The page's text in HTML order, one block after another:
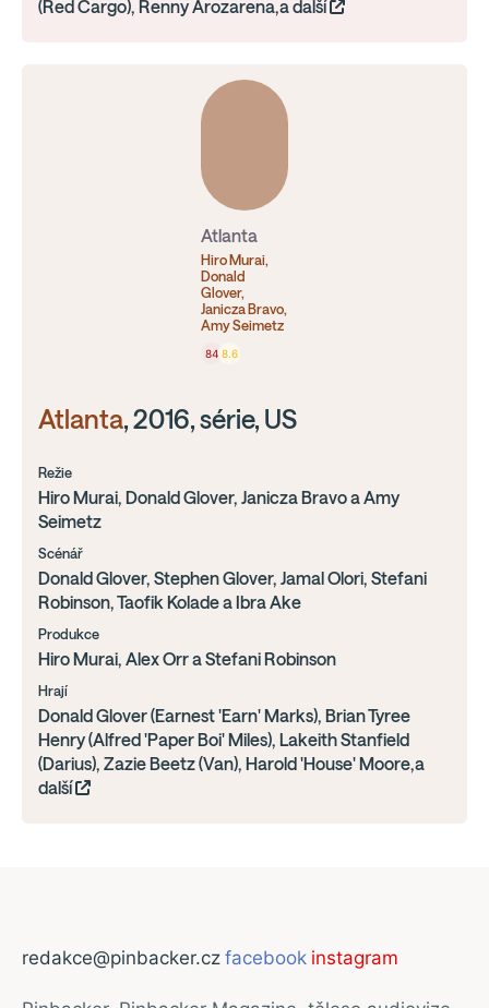
(Red Cargo), Renny Arozarena,a další
Atlanta
Hiro Murai,
Donald
Glover,
Janicza Bravo,
Amy Seimetz
84 8.6
Atlanta, 2016, série, US
Režie
Hiro Murai, Donald Glover, Janicza Bravo a Amy
Seimetz
Scénář
Donald Glover, Stephen Glover, Jamal Olori, Stefani
Robinson, Taofik Kolade a Ibra Ake
Produkce
Hiro Murai, Alex Orr a Stefani Robinson
Hrají
Donald Glover (Earnest 'Earn' Marks), Brian Tyree
Henry (Alfred 'Paper Boi' Miles), Lakeith Stanfield
(Darius), Zazie Beetz (Van), Harold 'House' Moore,a
další
redakce@pinbacker.cz facebook instagram